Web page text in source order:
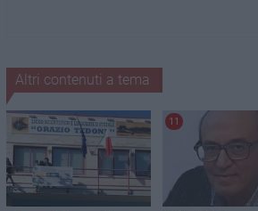
Altri contenuti a tema
11